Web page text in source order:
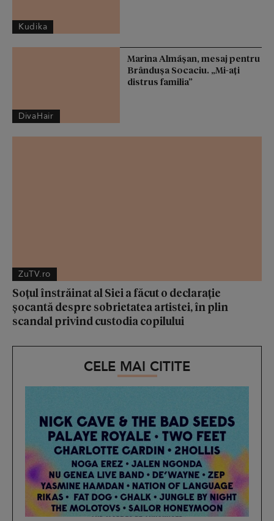
Kudika
DivaHair
Marina Almășan, mesaj pentru
Brândușa Socaciu. „Mi-ați
distrus familia”
ZuTV.ro
Soțul înstrăinat al Siei a făcut o declarație
șocantă despre sobrietatea artistei, în plin
scandal privind custodia copilului
CELE MAI CITITE